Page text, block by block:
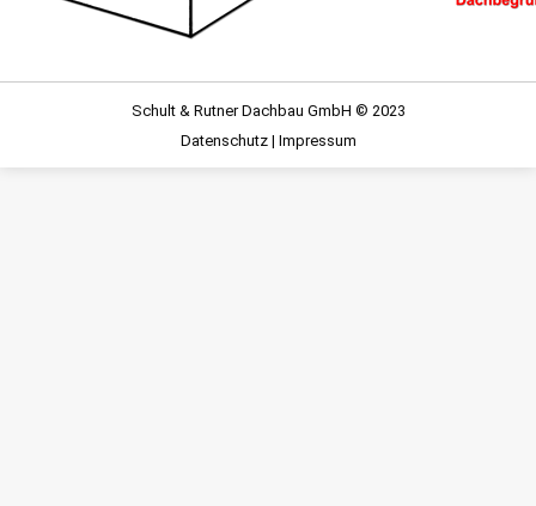
Schult & Rutner Dachbau GmbH © 2023
Datenschutz| Impressum